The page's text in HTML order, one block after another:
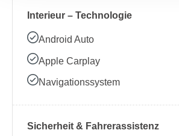
Interieur – Technologie
Android Auto
Apple Carplay
Navigationssystem
Sicherheit & Fahrerassistenz